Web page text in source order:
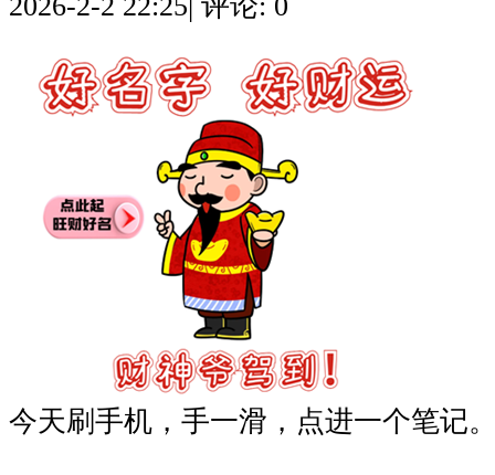
今天刷手机，手一滑，点进一个笔记